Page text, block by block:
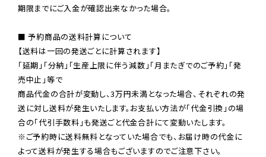
期限までにご入金が確認出来なかった場合。
■ 予約商品の送料計算について
【送料は一回の発送ごとに計算されます】
「延期」「分納」「生産上限に伴う減数」「月またぎでのご予約」「発
売中止」等で
商品代金の合計が変動し、3万円未満となった場合、それぞれの発
送に対し送料が発生いたします。お支払い方法が「代金引換」の場
※ご予約時に送料無料となっていた場合でも、お届け時の代金に
よって送料が発生する場合もございますのでご注意下さい。